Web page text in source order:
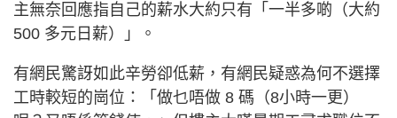
主無奈回應指自己的薪水大約只有「一半多啲（大約
500 多元日薪）」。
有網民驚訝如此辛勞卻低薪，有網民疑惑為何不選擇
工時較短的崗位：「做乜唔做 8 碼（8小時一更）